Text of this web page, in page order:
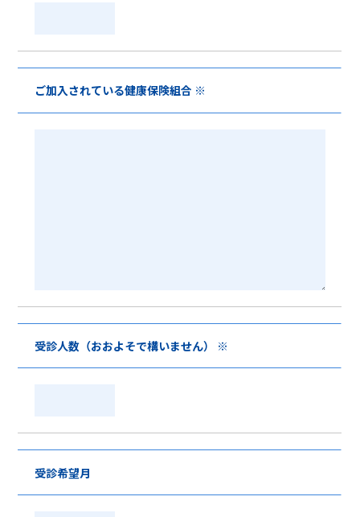
ご加入されている健康保険組合 ※
受診人数（おおよそで構いません） ※
受診希望月